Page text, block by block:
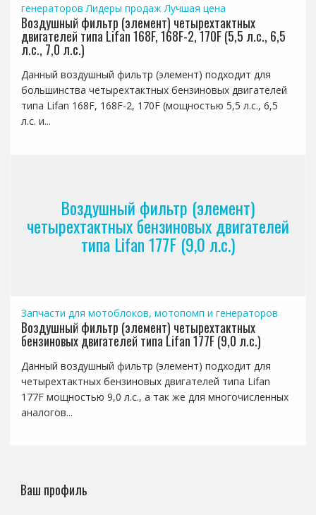
генераторов Лидеры продаж Лучшая цена
Воздушный фильтр (элемент) четырехтактных
двигателей типа Lifan 168F, 168F-2, 170F (5,5 л.с., 6,5
л.с., 7,0 л.с.)
Данный воздушный фильтр (элемент) подходит для
большинства четырехтактных бензиновых двигателей
типа Lifan 168F, 168F-2, 170F (мощностью 5,5 л.с., 6,5
л.с. и...
Воздушный фильтр (элемент)
четырехтактных бензиновых двигателей
типа Lifan 177F (9,0 л.с.)
Запчасти для мотоблоков, мотопомп и генераторов
Воздушный фильтр (элемент) четырехтактных
бензиновых двигателей типа Lifan 177F (9,0 л.с.)
Данный воздушный фильтр (элемент) подходит для
четырехтактных бензиновых двигателей типа Lifan
177F мощностью 9,0 л.с., а так же для многочисленных
аналогов...
Ваш профиль